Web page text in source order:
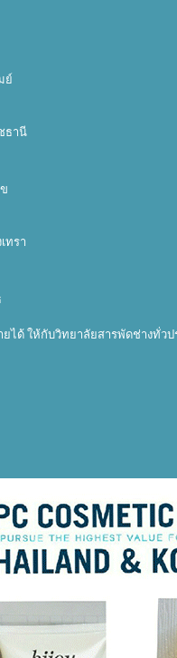
ย์
ธานี
ทรา
ได้ ให้กับวิทยาลัยสารพัดช่างทั่ว